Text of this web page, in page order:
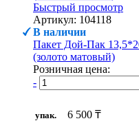
Быстрый просмотр
Артикул: 104118
В наличии
Пакет Дой-Пак
(золото матовый)
Розничная цена:
-
упак.
6 500 ₸